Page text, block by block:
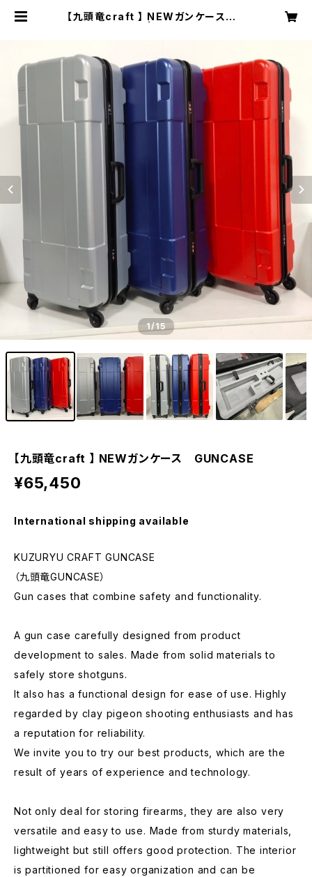
【九頭竜craft 】 NEWガンケース G
1/15
【九頭竜craft 】 NEWガンケース GUNCASE
¥65,450
International shipping available
KUZURYU CRAFT GUNCASE
（九頭竜GUNCASE）
Gun cases that combine safety and functionality.
A gun case carefully designed from product
development to sales. Made from solid materials to
safely store shotguns.
It also has a functional design for ease of use. Highly
regarded by clay pigeon shooting enthusiasts and has
a reputation for reliability.
We invite you to try our best products, which are the
result of years of experience and technology.
Not only deal for storing firearms, they are also very
versatile and easy to use. Made from sturdy materials,
lightweight but still offers good protection. The interior
is partitioned for easy organization and can be